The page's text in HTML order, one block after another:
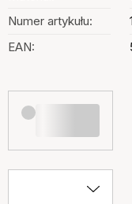
Numer artykułu:
EAN: